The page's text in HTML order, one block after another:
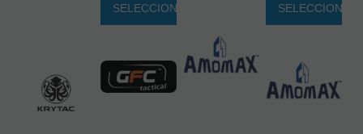
SELECCIONAR SELECCIONAR